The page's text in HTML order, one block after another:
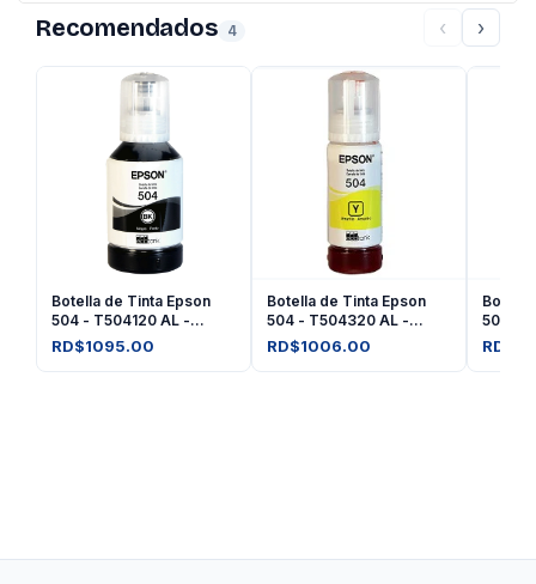
Recomendados 4 ‹ ›
Botella de Tinta Epson
504 - T504120 AL -
Negro
RD$1095.00
Botella de Tinta Epson
504 - T504320 AL -
Amarilla
RD$1006.00
Botella
504 -